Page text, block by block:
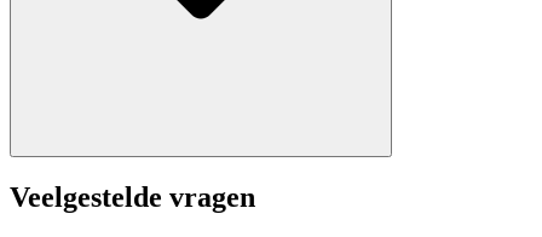
Veelgestelde vragen